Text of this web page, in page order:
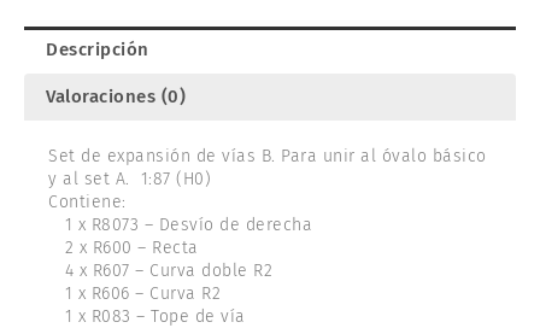
Descripción
Valoraciones (0)
Set de expansión de vías B. Para unir al óvalo básico
y al set A. 1:87 (H0)
Contiene:
1 x R8073 – Desvío de derecha
2 x R600 – Recta
4 x R607 – Curva doble R2
1 x R606 – Curva R2
1 x R083 – Tope de vía